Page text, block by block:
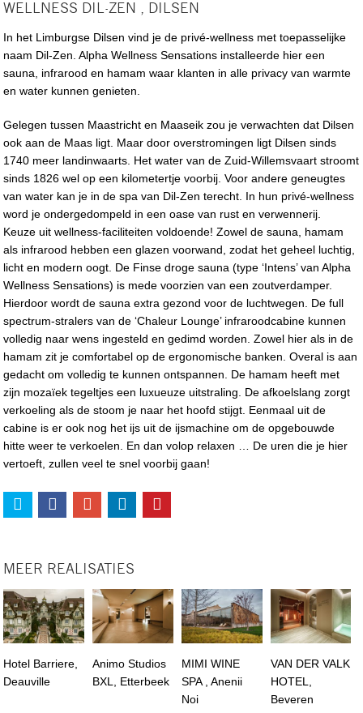
WELLNESS DIL-ZEN , DILSEN
In het Limburgse Dilsen vind je de privé-wellness met toepasselijke
naam Dil-Zen. Alpha Wellness Sensations installeerde hier een
sauna, infrarood en hamam waar klanten in alle privacy van warmte
en water kunnen genieten.
Gelegen tussen Maastricht en Maaseik zou je verwachten dat Dilsen
ook aan de Maas ligt. Maar door overstromingen ligt Dilsen sinds
1740 meer landinwaarts. Het water van de Zuid-Willemsvaart stroomt
sinds 1826 wel op een kilometertje voorbij. Voor andere geneugtes
van water kan je in de spa van Dil-Zen terecht. In hun privé-wellness
word je ondergedompeld in een oase van rust en verwennerij.
Keuze uit wellness-faciliteiten voldoende! Zowel de sauna, hamam
als infrarood hebben een glazen voorwand, zodat het geheel luchtig,
licht en modern oogt. De Finse droge sauna (type ‘Intens’ van Alpha
Wellness Sensations) is mede voorzien van een zoutverdamper.
Hierdoor wordt de sauna extra gezond voor de luchtwegen. De full
spectrum-stralers van de ‘Chaleur Lounge’ infraroodcabine kunnen
volledig naar wens ingesteld en gedimd worden. Zowel hier als in de
hamam zit je comfortabel op de ergonomische banken. Overal is aan
gedacht om volledig te kunnen ontspannen. De hamam heeft met
zijn mozaïek tegeltjes een luxueuze uitstraling. De afkoelslang zorgt
verkoeling als de stoom je naar het hoofd stijgt. Eenmaal uit de
cabine is er ook nog het ijs uit de ijsmachine om de opgebouwde
hitte weer te verkoelen. En dan volop relaxen … De uren die je hier
vertoeft, zullen veel te snel voorbij gaan!
MEER REALISATIES
Hotel Barriere,
Deauville
Animo Studios
BXL, Etterbeek
MIMI WINE
SPA , Anenii
Noi
VAN DER VALK
HOTEL,
Beveren